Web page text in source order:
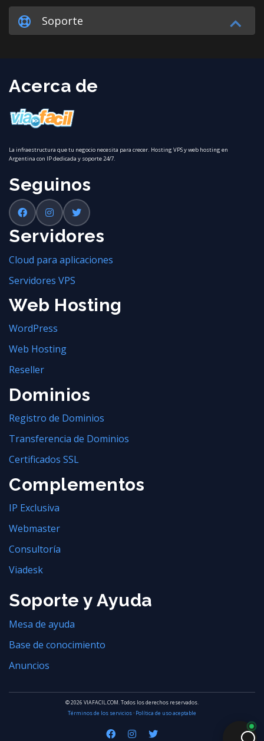
Soporte
Acerca de
La infraestructura que tu negocio necesita para crecer. Hosting VPS y web hosting en
Argentina con IP dedicada y soporte 24/7.
Seguinos
Servidores
Cloud para aplicaciones
Servidores VPS
Web Hosting
WordPress
Web Hosting
Reseller
Dominios
Registro de Dominios
Transferencia de Dominios
Certificados SSL
Complementos
IP Exclusiva
Webmaster
Consultoría
Viadesk
Soporte y Ayuda
Mesa de ayuda
Base de conocimiento
Anuncios
© 2026 VIAFACIL.COM. Todos los derechos reservados.
Términos de los servicios· Política de uso aceptable